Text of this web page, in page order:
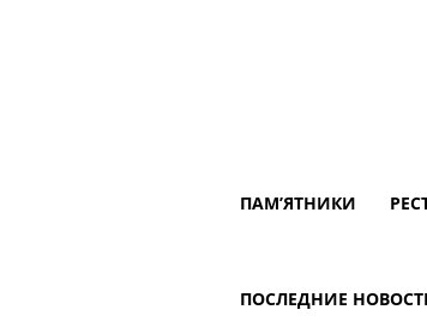
ПАМ’ЯТНИКИ
ПОСЛЕДНИЕ